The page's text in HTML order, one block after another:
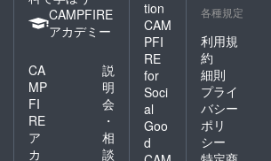
CAMPFIRE
アカデミー
CA
MP
FI
RE
ア
カ
説
明
会
・
相
談
tion
CAM
PFI
RE
for
Soci
al
Goo
d
各種規定
利用規
約
細則
プライ
バシー
ポリ
シー